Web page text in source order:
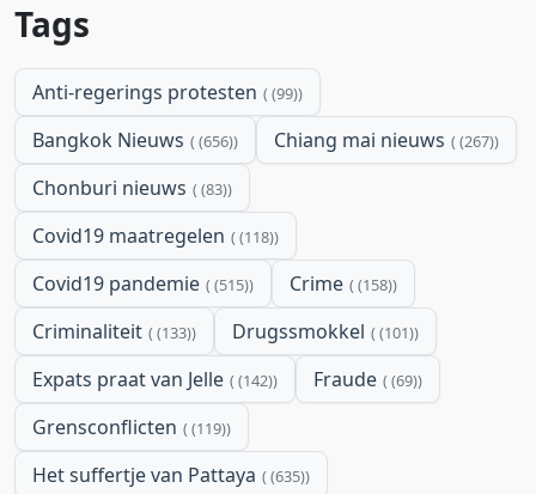
Tags
Anti-regerings protesten (99)
Bangkok Nieuws (656) Chiang mai nieuws (267)
Chonburi nieuws (83)
Covid19 maatregelen (118)
Covid19 pandemie (515) Crime (158)
Criminaliteit (133) Drugssmokkel (101)
Expats praat van Jelle (142) Fraude (69)
Grensconflicten (119)
Het suffertje van Pattaya (635)